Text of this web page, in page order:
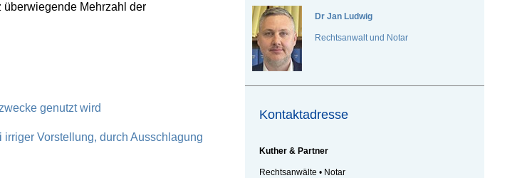
Mehrzahl der
genutzt wird
Vorstellung, durch Ausschlagung
DrJan Ludwig
Rechtsanwalt und Notar
Kontaktadresse
Kuther & Partner
Rechtsanwälte • Notar